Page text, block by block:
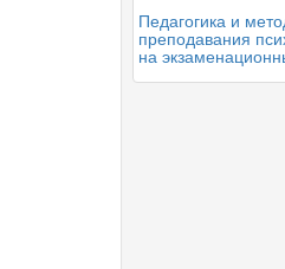
Педагогика и
преподавания
на